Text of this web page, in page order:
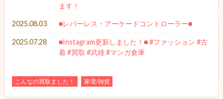
ます！
2025.08.03 ■レバーレス・アーケードコントローラー■
2025.07.28
■Instagram更新しました！■ #ファッション #古
着 #買取 #武雄 #マンガ倉庫
こんなの買取ました！ 家電/雑貨